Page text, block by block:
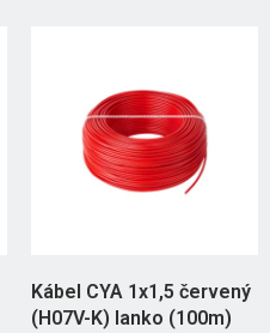
Kábel CYA 1x1,5 červený
(H07V-K) lanko (100m)